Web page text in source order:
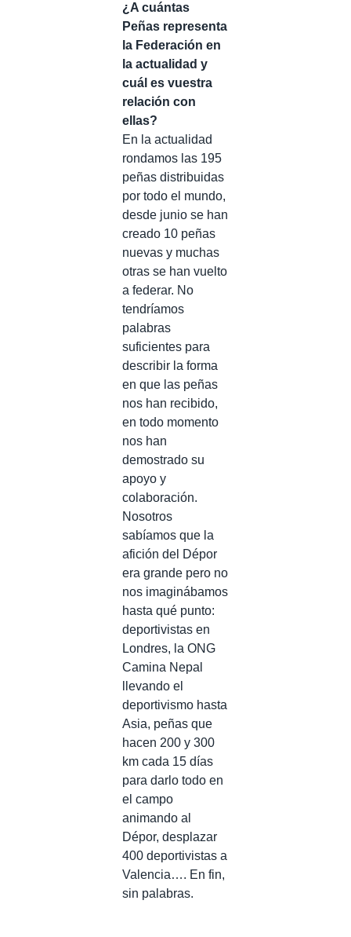
¿A cuántas
Peñas representa
la Federación en
la actualidad y
cuál es vuestra
relación con
ellas?
En la actualidad
rondamos las 195
peñas distribuidas
por todo el mundo,
desde junio se han
creado 10 peñas
nuevas y muchas
otras se han vuelto
a federar. No
tendríamos
palabras
suficientes para
describir la forma
en que las peñas
nos han recibido,
en todo momento
nos han
demostrado su
apoyo y
colaboración.
Nosotros
sabíamos que la
afición del Dépor
era grande pero no
nos imaginábamos
hasta qué punto:
deportivistas en
Londres, la ONG
Camina Nepal
llevando el
deportivismo hasta
Asia, peñas que
hacen 200 y 300
km cada 15 días
para darlo todo en
el campo
animando al
Dépor, desplazar
400 deportivistas a
Valencia…. En fin,
sin palabras.